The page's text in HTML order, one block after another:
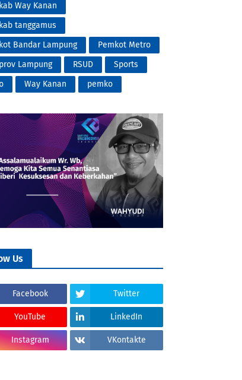
Way Kanan
tanggamus
Bandar Lampung
Pemkot Metro
Lampung
RSUD
Sports
Way Kanan pemko
Us
Facebook Twitter
YouTube LinkedIn
Instagram VKontakte